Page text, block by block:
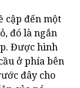
cập đến một
đó là ngắn
Được hình
ở phía bên
đây cho